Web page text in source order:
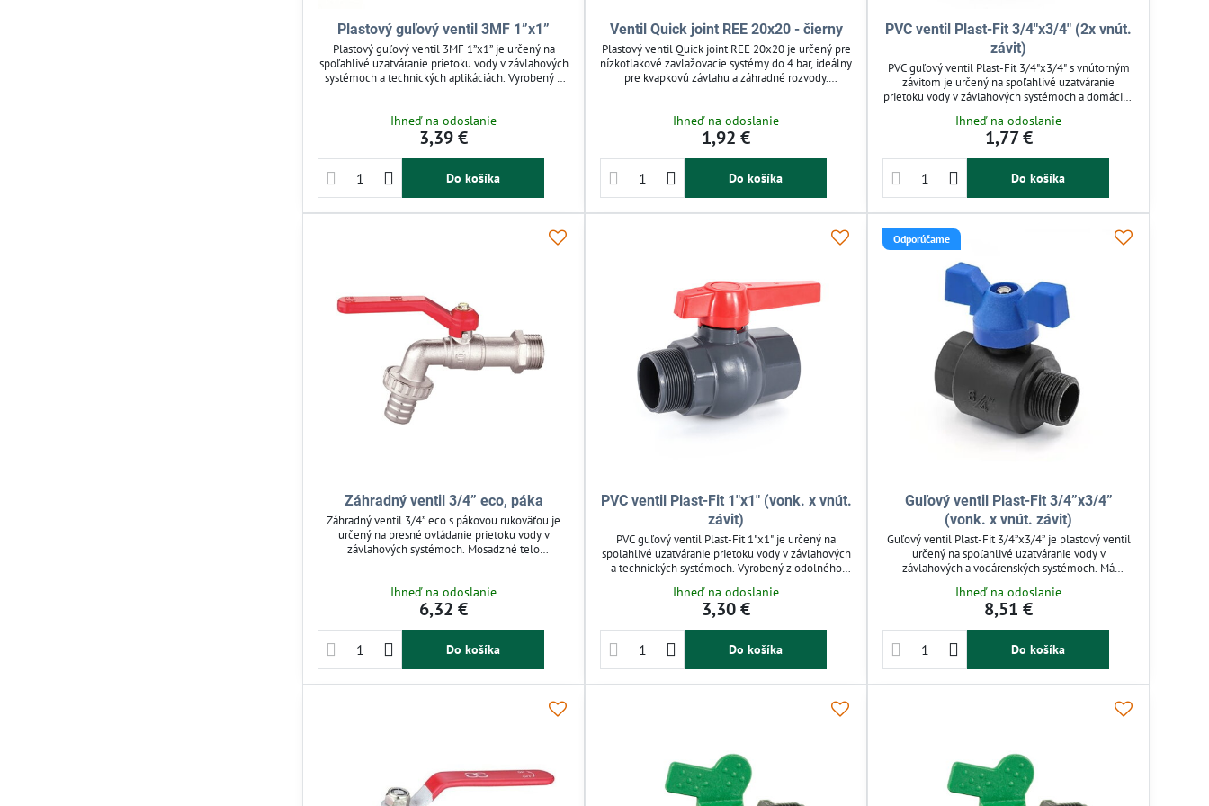
Plastový guľový ventil 3MF 1”x1”
Plastový guľový ventil 3MF 1”x1” je určený na
spoľahlivé uzatváranie prietoku vody v závlahových
systémoch a technických aplikáciách. Vyrobený z
hobby zavlažovanie s pracovným tlakom do 10 bar.
Jednoduchá montáž a nízka hmotnosť umožňujú
flexibilné použitie.
Ihneď na odoslanie
3,39 €
Do košíka
Ventil Quick joint REE 20x20 - čierny
Plastový ventil Quick joint REE 20x20 je určený pre
nízkotlakové zavlažovacie systémy do 4 bar, ideálny
pre kvapkovú závlahu a záhradné rozvody.
odolný voči UV žiareniu a kompatibilný s PE
hadicami, čo zaručuje dlhú životnosť a opakované
použitie. Vhodný pre hobby závlahy aj domáce
Ihneď na odoslanie
1,92 €
Do košíka
PVC ventil Plast-Fit 3/4"x3/4" (2x vnút.
závit)
PVC guľový ventil Plast-Fit 3/4"x3/4" s vnútorným
závitom je určený na spoľahlivé uzatváranie
prietoku vody v závlahových systémoch a domácich
korózii, chemikáliám a UV žiareniu. Ľahká
konštrukcia a jednoduchá montáž zaručujú
Ihneď na odoslanie
1,77 €
Do košíka
Záhradný ventil 3/4” eco, páka
Záhradný ventil 3/4” eco s pákovou rukoväťou je
určený na presné ovládanie prietoku vody v
závlahových systémoch. Mosadzné telo
pripojenie záhradných hadíc. Pracuje do tlaku 16
bar, ideálny pre záhrady, terasy aj skleníky.
Jednoduchá montáž bez špeciálneho náradia.
Ihneď na odoslanie
6,32 €
Do košíka
PVC ventil Plast-Fit 1"x1" (vonk. x vnút.
závit)
PVC guľový ventil Plast-Fit 1"x1" je určený na
spoľahlivé uzatváranie prietoku vody v závlahových
a technických systémoch. Vyrobený z odolného
Je ľahký a jednoduchý na montáž s vnútorným a
vonkajším závitom, vhodný pre zavlažovanie
Ihneď na odoslanie
3,30 €
Do košíka
Odporúčame
Guľový ventil Plast-Fit 3/4”x3/4”
(vonk. x vnút. závit)
Guľový ventil Plast-Fit 3/4”x3/4” je plastový ventil
určený na spoľahlivé uzatváranie vody v
závlahových a vodárenských systémoch. Má
guľu, ktorá zaručuje dlhú životnosť a odolnosť voči
tlaku až 16 bar. Vhodný je pre záhrady, domácnosti
vonkajším aj vnútorným závitom zabezpečuje
rýchle zapojenie.
Ihneď na odoslanie
8,51 €
Do košíka